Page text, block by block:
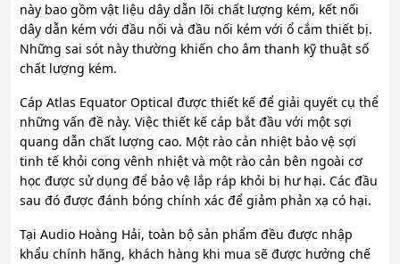
này bao gồm vật liệu dây dẫn lõi chất lượng kém, kết nối
dây dẫn kém với đầu nối và đầu nối kém với ổ cắm thiết bị.
Những sai sót này thường khiến cho âm thanh kỹ thuật số
chất lượng kém.
Cáp Atlas Equator Optical được thiết kế để giải quyết cụ thể
những vấn đề này. Việc thiết kế cáp bắt đầu với một sợi
quang dẫn chất lượng cao. Một rào cản nhiệt bảo vệ sợi
tinh tế khỏi cong vênh nhiệt và một rào cản bên ngoài cơ
học được sử dụng để bảo vệ lắp ráp khỏi bị hư hại. Các đầu
sau đó được đánh bóng chính xác để giảm phản xạ có hại.
Tại Audio Hoàng Hải, toàn bộ sản phẩm đều được nhập
khẩu chính hãng, khách hàng khi mua sẽ được hưởng chế